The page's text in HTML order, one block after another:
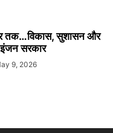
तक…विकास, सुशासन और
इंजन सरकार
9, 2026